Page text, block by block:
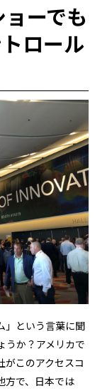
ーでも
ロール
」という言葉に聞
うか？アメリカで
がこのアクセスコ
方で、日本では
選
のPMS 4選
ックの選び方